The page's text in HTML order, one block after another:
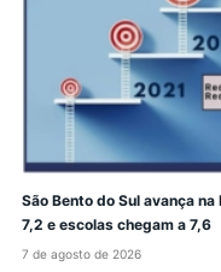
São Bento do Sul avança
7,2 e escolas chegam a 7,6
7 de agosto de 2026